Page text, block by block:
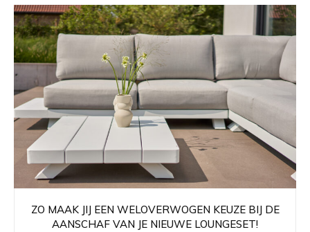
ZO MAAK JIJ EEN WELOVERWOGEN KEUZE BIJ DE
AANSCHAF VAN JE NIEUWE LOUNGESET!